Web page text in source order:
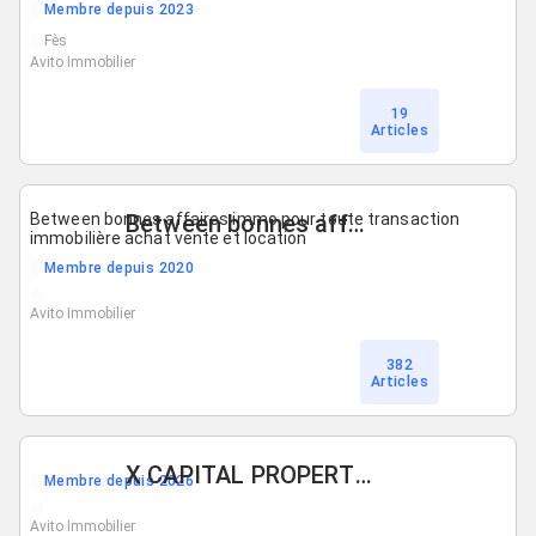
Membre depuis 2023
Fès
Avito Immobilier
19
Articles
Between bonnes affaires immo
Between bonnes affaires immo pour toute transaction
immobilière achat vente et location
Membre depuis 2020
Avito Immobilier
382
Articles
X CAPITAL PROPERTIES
Membre depuis 2026
Avito Immobilier